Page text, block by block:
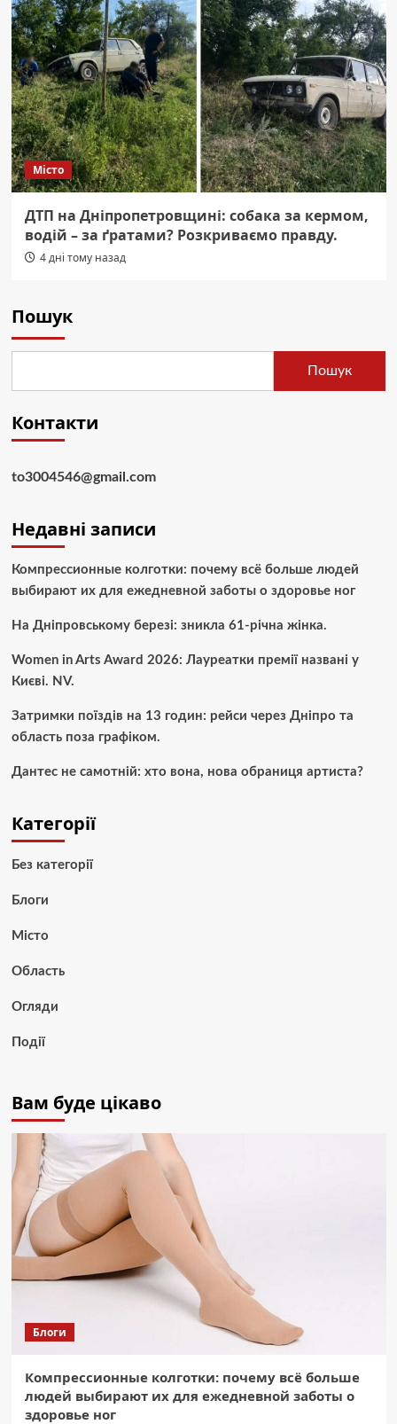
Місто
ДТП на Дніпропетровщині: собака за кермом,
водій – за ґратами? Розкриваємо правду.
4 дні тому назад
Пошук
Пошук
Контакти
to3004546@gmail.com
Недавні записи
Компрессионные колготки: почему всё больше людей
выбирают их для ежедневной заботы о здоровье ног
На Дніпровському березі: зникла 61-річна жінка.
Women in Arts Award 2026: Лауреатки премії названі у
Києві. NV.
Затримки поїздів на 13 годин: рейси через Дніпро та
область поза графіком.
Дантес не самотній: хто вона, нова обраниця артиста?
Категорії
Без категорії
Блоги
Місто
Область
Огляди
Події
Вам буде цікаво
Блоги
Компрессионные колготки: почему всё больше
людей выбирают их для ежедневной заботы о
здоровье ног